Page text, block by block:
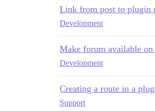
Link from post to plugin
Development
Make forum available
Development
Creating a route in a
Support